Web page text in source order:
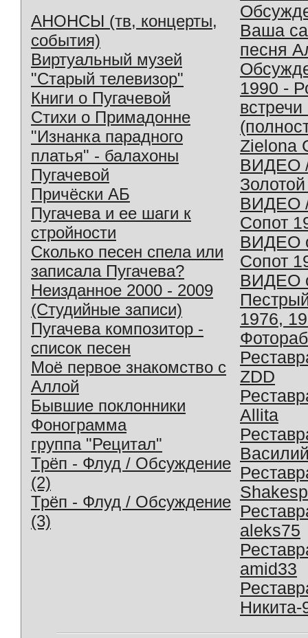
АНОНСЫ (тв, концерты,
события)
Виртуальный музей
"Старый телевизор"
Книги о Пугачевой
Стихи о Примадонне
"Изнанка парадного
платья" - балахоны
Пугачевой
Причёски АБ
Пугачева и ее шаги к
стройности
Сколько песен спела или
записала Пугачева?
Неизданное 2000 - 2009
(Студийные записи)
Пугачева композитор -
список песен
Моё первое знакомство с
Аллой
Бывшие поклонники
Фонограмма
группа "Рецитал"
Трёп - Флуд / Обсуждение
(2)
Трёп - Флуд / Обсуждение
(3)
Ваша
песня
1990 -
Zielona
ВИДЕО
ВИДЕО
Сопот
ВИДЕО
Сопот
ВИДЕО
1976,
ZDD
Allita
aleks75
amid33
Никита-